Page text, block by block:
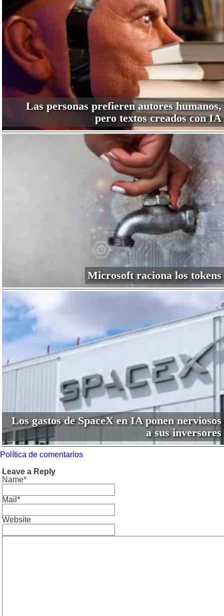
Las personas prefieren autores humanos,
pero textos creados con IA
Microsoft raciona los tokens
Los gastos de SpaceX en IA ponen nerviosos
a sus inversores
Política de comentarios
Leave a Reply
Name*
Mail*
Website